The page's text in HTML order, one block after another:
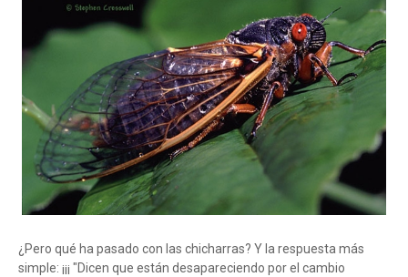
¿Pero qué ha pasado con las chicharras? Y la respuesta más
simple: ¡¡¡ "Dicen que están desapareciendo por el cambio